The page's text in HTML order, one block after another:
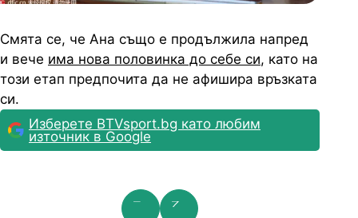
Смята се, че Ана също е продължила напред
и вече има нова половинка до себе си, като на
този етап предпочита да не афишира връзката
си.
Изберете BTVsport.bg като любим
източник в Google